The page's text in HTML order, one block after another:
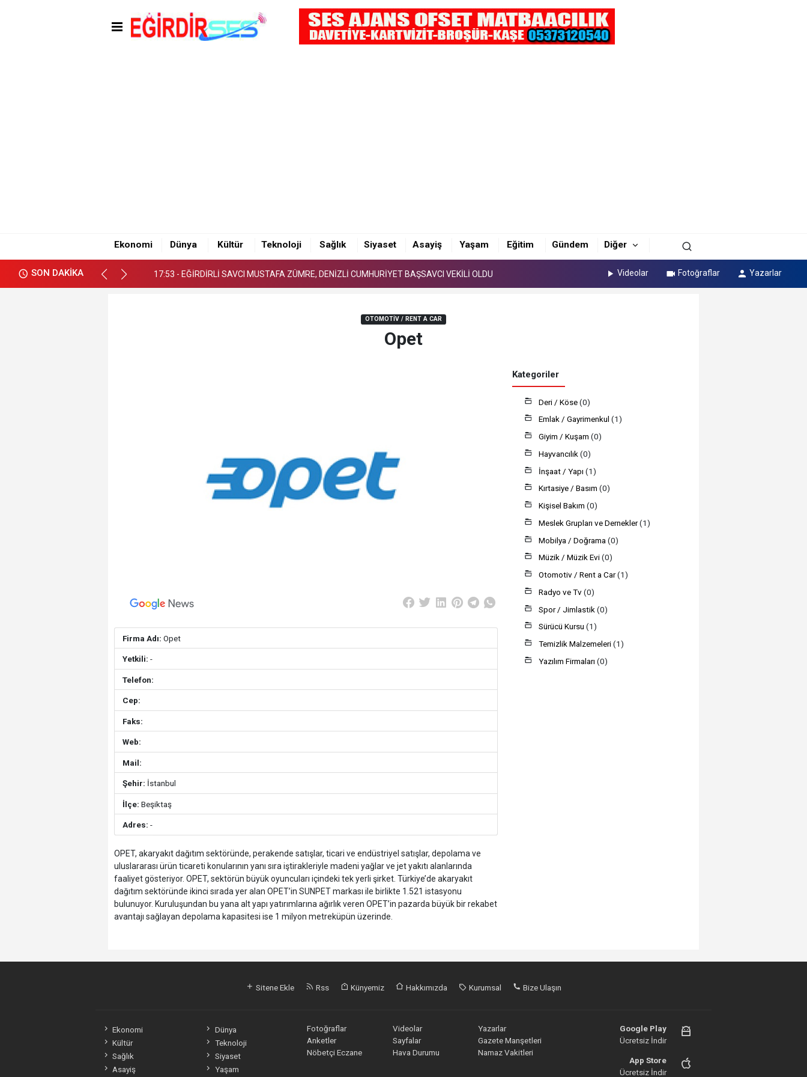
Ekonomi Dünya Kültür Teknoloji Sağlık Siyaset Asayiş Yaşam Eğitim Gündem Diğer
SON DAKİKA
17:53 - EĞİRDİRLİ SAVCI MUSTAFA ZÜMRE, DENİZLİ CUMHURİYET BAŞSAVCI VEKİLİ OLDU
17:53 - EĞİRDİRLİ SAVCI MUSTAFA ZÜMRE, DENİZLİ CUMHURİYET BAŞSAVCI VEKİLİ OLDU Videolar Fotoğraflar Yazarlar
OTOMOTIV / RENT A CAR
Opet
Firma Adı:Opet
Yetkili:-
Telefon:
Cep:
Faks:
Web:
Mail:
Şehir: İstanbul
İlçe:Beşiktaş
Adres:-
OPET, akaryakıt dağıtım sektöründe, perakende satışlar, ticari ve endüstriyel satışlar, depolama ve
uluslararası ürün ticareti konularının yanı sıra iştirakleriyle madeni yağlar ve jet yakıtı alanlarında
faaliyet gösteriyor. OPET, sektörün büyük oyuncuları içindeki tek yerli şirket. Türkiye’de akaryakıt
dağıtım sektöründe ikinci sırada yer alan OPET’in SUNPET markası ile birlikte 1.521 istasyonu
bulunuyor. Kuruluşundan bu yana alt yapı yatırımlarına ağırlık veren OPET’in pazarda büyük bir rekabet
avantajı sağlayan depolama kapasitesi ise 1 milyon metreküpün üzerinde.
Kategoriler
Deri / Köse(0)
Emlak / Gayrimenkul (1)
Giyim / Kuşam (0)
Hayvancılık (0)
İnşaat / Yapı (1)
Kırtasiye / Basım (0)
Kişisel Bakım (0)
Meslek Grupları ve Dernekler(1)
Mobilya / Doğrama (0)
Müzik / Müzik Evi(0)
Otomotiv / Rent a Car(1)
Radyo ve Tv(0)
Spor / Jimlastik (0)
Sürücü Kursu (1)
Temizlik Malzemeleri(1)
Yazılım Firmaları (0)
Sitene Ekle Rss Künyemiz Hakkımızda Kurumsal Bize Ulaşın
Ekonomi
Dünya
Kültür
Teknoloji
Sağlık
Siyaset
Asayiş
Yaşam
Fotoğraflar Videolar
Yazarlar
Anketler
Sayfalar
Gazete Manşetleri
Nöbetçi Eczane
Hava Durumu Namaz Vakitleri
Google Play
Ücretsiz İndir
App Store
Ücretsiz İndir